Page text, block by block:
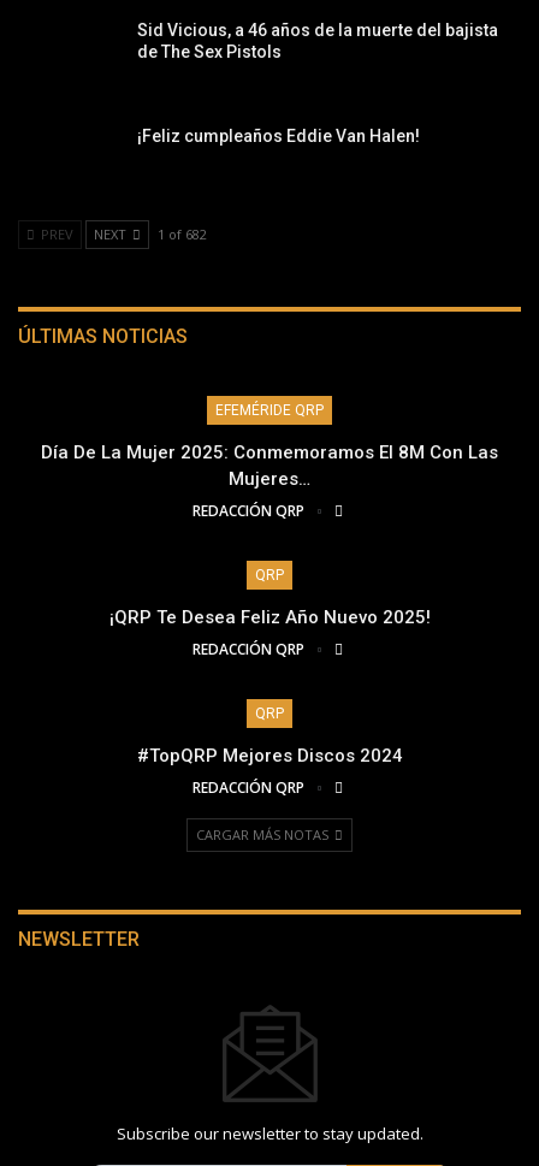
Sid Vicious, a 46 años de la muerte del bajista
de The Sex Pistols
¡Feliz cumpleaños Eddie Van Halen!
PREV NEXT 1 of 682
ÚLTIMAS NOTICIAS
EFEMÉRIDE QRP
Día De La Mujer 2025: Conmemoramos El 8M Con Las
Mujeres…
REDACCIÓN QRP
QRP
¡QRP Te Desea Feliz Año Nuevo 2025!
REDACCIÓN QRP
QRP
#TopQRP Mejores Discos 2024
REDACCIÓN QRP
CARGAR MÁS NOTAS
NEWSLETTER
Subscribe our newsletter to stay updated.